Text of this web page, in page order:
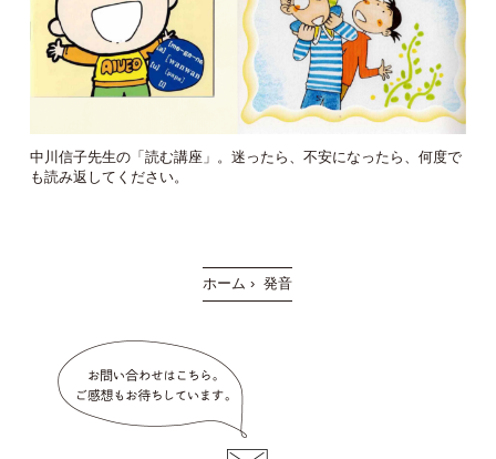
中川信子先生の「読む講座」。 迷ったら、不安になったら、 何度で
も読み返してください。
ホーム › 発音